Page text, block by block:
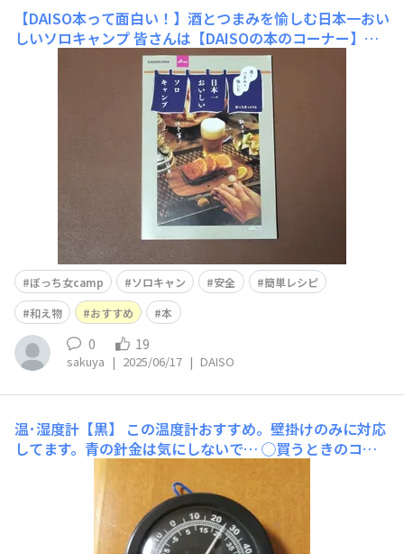
【DAISO本って面白い！】酒とつまみを愉しむ日本一おい
しいソロキャンプ皆さんは【DAISOの本のコーナー】っ
てチェックしてますか？ 私は子供の頃から、探偵の本や
謎解き、パズル雑誌なんかが大好きで、DAISOは子どもの
ドリル的なものから、謎解き、イラロジ・クロスワードな
どの単体の本から、大人の脳トレ、美文字練習帳まで色々
なものを取り扱っています。 私
ぼっち女camp ソロキャン 安全
簡単レシピ
和え物
おすすめ 本
0 19
sakuya | 2025/06/17 | DAISO
温･湿度計【黒】
この温度計おすすめ。壁掛けのみに対応
してます。青の針金は気にしないで… ◯買うときのコツ
並んでいる温度計をいくつか見比べて、平均的な温度･湿
度を示しているものを買う。 裏